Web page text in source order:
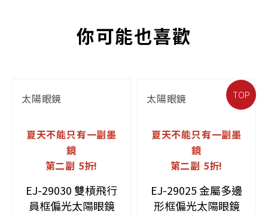
你可能也喜歡
太陽眼鏡
夏天不能只有一副墨
鏡
第二副 5折!
EJ-29030 雙槓飛行
員框偏光太陽眼鏡
太陽眼鏡
夏天不能只有一副墨
鏡
第二副 5折!
EJ-29025 金屬多邊
形框偏光太陽眼鏡
TOP